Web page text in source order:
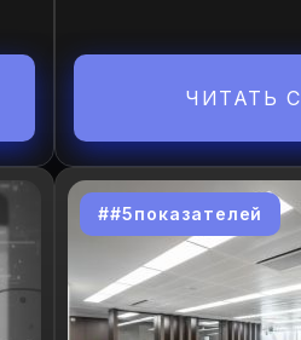
ЧИТАТЬ
##5показателей